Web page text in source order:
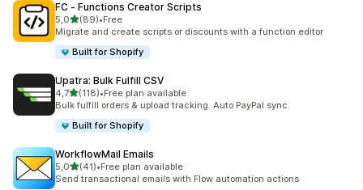
FC ‑ Functions Creator Scripts
5,0/ 5 tähteä
(89)
89 arvostelua yhteensä
•Free
Migrate and create scripts or discounts with a function editor
Built for Shopify
Upatra: Bulk Fulfill CSV
4,7/ 5 tähteä
(118)
118 arvostelua yhteensä
•Free plan available
Bulk fulfill orders & upload tracking. Auto PayPal sync.
Built for Shopify
WorkflowMail Emails
5,0/ 5 tähteä
(41)
41 arvostelua yhteensä
•Free plan available
Send transactional emails with Flow automation actions